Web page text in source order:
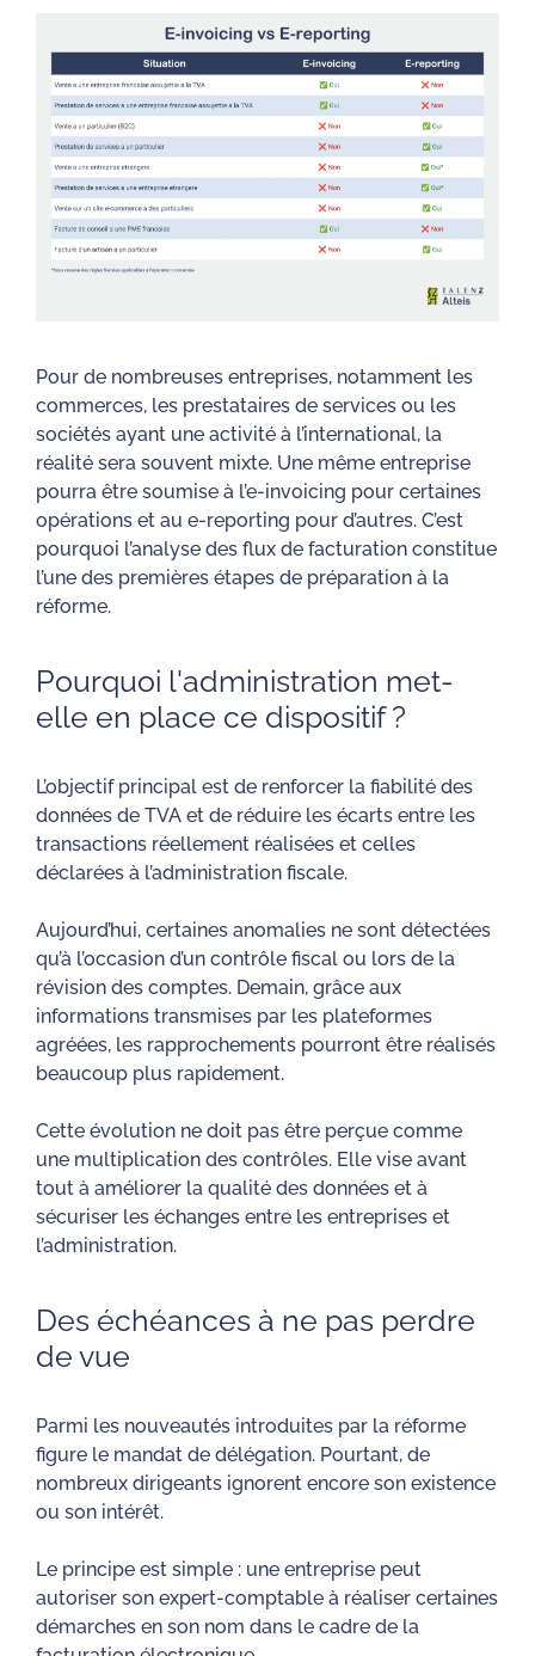
Pour de nombreuses entreprises, notamment les
commerces, les prestataires de services ou les
sociétés ayant une activité à l’international, la
réalité sera souvent mixte. Une même entreprise
pourra être soumise à l’e-invoicing pour certaines
opérations et au e-reporting pour d’autres. C’est
pourquoi l’analyse des flux de facturation constitue
l’une des premières étapes de préparation à la
réforme.
Pourquoi l'administration met-
elle en place ce dispositif ?
L’objectif principal est de renforcer la fiabilité des
données de TVA et de réduire les écarts entre les
transactions réellement réalisées et celles
déclarées à l’administration fiscale.
Aujourd’hui, certaines anomalies ne sont détectées
qu’à l’occasion d’un contrôle fiscal ou lors de la
révision des comptes. Demain, grâce aux
informations transmises par les plateformes
agréées, les rapprochements pourront être réalisés
beaucoup plus rapidement.
Cette évolution ne doit pas être perçue comme
une multiplication des contrôles. Elle vise avant
tout à améliorer la qualité des données et à
sécuriser les échanges entre les entreprises et
l’administration.
Des échéances à ne pas perdre
de vue
Parmi les nouveautés introduites par la réforme
figure le mandat de délégation. Pourtant, de
nombreux dirigeants ignorent encore son existence
ou son intérêt.
Le principe est simple : une entreprise peut
autoriser son expert-comptable à réaliser certaines
démarches en son nom dans le cadre de la